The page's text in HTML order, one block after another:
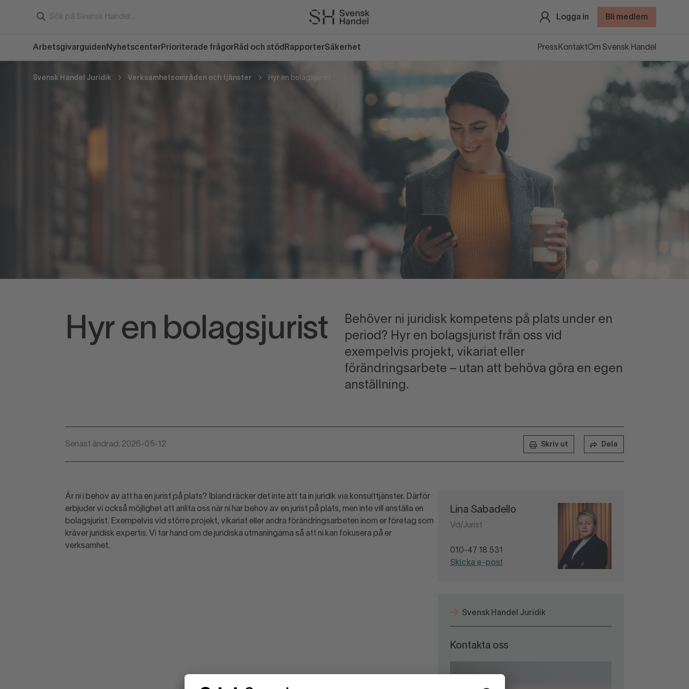
Logga in Bli medlem
Arbetsgivarguiden Nyhetscenter Prioriterade frågor Råd och stöd RapporterSäkerhet Press KontaktOm Svensk Handel
Svensk Handel Juridik Verksamhetsområden och tjänster Hyr en bolagsjurist
Hyr en bolagsjurist
Behöver ni juridisk kompetens på plats under en
period? Hyr en bolagsjurist från oss vid
exempelvis projekt, vikariat eller
förändringsarbete – utan att behöva göra en egen
anställning.
Senast ändrad: 2026-05-12 Skriv ut Dela
Är ni i behov av att ha en jurist på plats? Ibland räcker det inte att ta in juridik via konsulttjänster. Därför
erbjuder vi också möjlighet att anlita oss när ni har behov av en jurist på plats, men inte vill anställa en
bolagsjurist. Exempelvis vid större projekt, vikariat eller andra förändringsarbeten inom er företag som
kräver juridisk expertis. Vi tar hand om de juridiska utmaningarna så att ni kan fokusera på er
verksamhet.
Lina Sabadello
Vd/Jurist
010-47 18 531
Skicka e-post
Svensk Handel Juridik
Kontakta oss